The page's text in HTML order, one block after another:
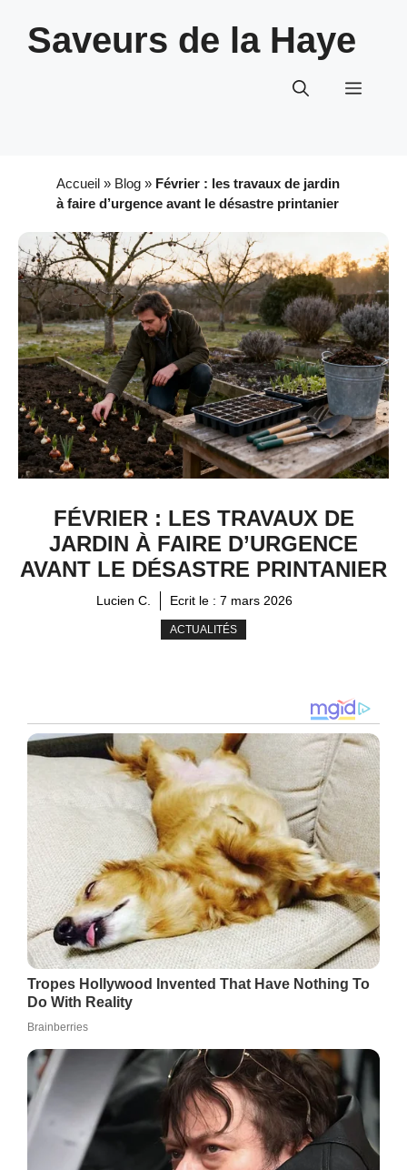
contenuSaveurs de la Haye
Menu
Accueil » Blog » Février : les travaux de jardin
à faire d’urgence avant le désastre printanier
FÉVRIER : LES TRAVAUX DE
JARDIN À FAIRE D’URGENCE
AVANT LE DÉSASTRE PRINTANIER
Lucien C. Ecrit le : 7 mars 2026
ACTUALITÉS